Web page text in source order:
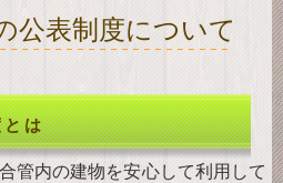
公表制度について
とは
管内の建物を安心して利用して